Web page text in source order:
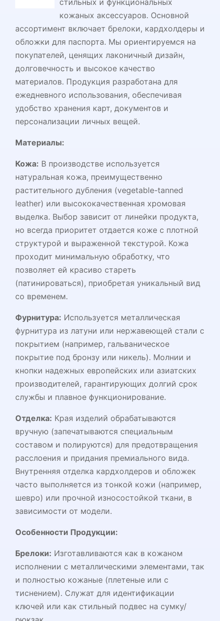
стильных и функциональных
кожаных аксессуаров. Основной
ассортимент включает брелоки, кардхолдеры и
обложки для паспорта. Мы ориентируемся на
покупателей, ценящих лаконичный дизайн,
долговечность и высокое качество
материалов. Продукция разработана для
ежедневного использования, обеспечивая
удобство хранения карт, документов и
персонализации личных вещей.
Материалы:
Кожа: В производстве используется
натуральная кожа, преимущественно
растительного дубления (vegetable-tanned
leather) или высококачественная хромовая
выделка. Выбор зависит от линейки продукта,
но всегда приоритет отдается коже с плотной
структурой и выраженной текстурой. Кожа
проходит минимальную обработку, что
позволяет ей красиво стареть
(патинироваться), приобретая уникальный вид
со временем.
Фурнитура: Используется металлическая
фурнитура из латуни или нержавеющей стали с
покрытием (например, гальваническое
покрытие под бронзу или никель). Молнии и
кнопки надежных европейских или азиатских
производителей, гарантирующих долгий срок
службы и плавное функционирование.
Отделка: Края изделий обрабатываются
вручную (запечатываются специальным
составом и полируются) для предотвращения
расслоения и придания премиального вида.
Внутренняя отделка кардхолдеров и обложек
часто выполняется из тонкой кожи (например,
шевро) или прочной износостойкой ткани, в
зависимости от модели.
Особенности Продукции:
Брелоки: Изготавливаются как в кожаном
исполнении с металлическими элементами, так
и полностью кожаные (плетеные или с
тиснением). Служат для идентификации
ключей или как стильный подвес на сумку/